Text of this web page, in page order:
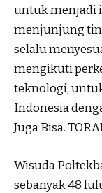
untuk menjadi
menjunjung
selalu
mengikuti
teknologi,
Indonesia
Juga Bisa.
Wisuda
sebanyak 48